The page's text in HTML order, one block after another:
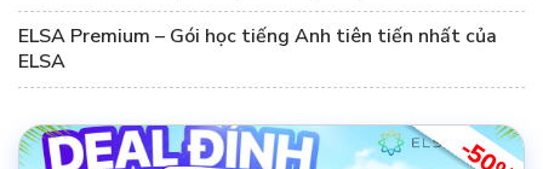
ELSA Premium – Gói học tiếng Anh tiên tiến nhất của
ELSA